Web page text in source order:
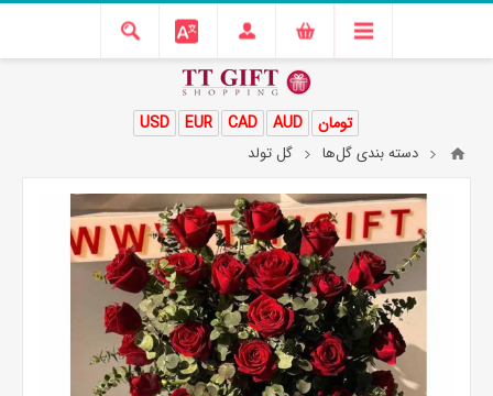
USD EUR CAD AUD تومان
دسته بندی گل‌ها گل تولد